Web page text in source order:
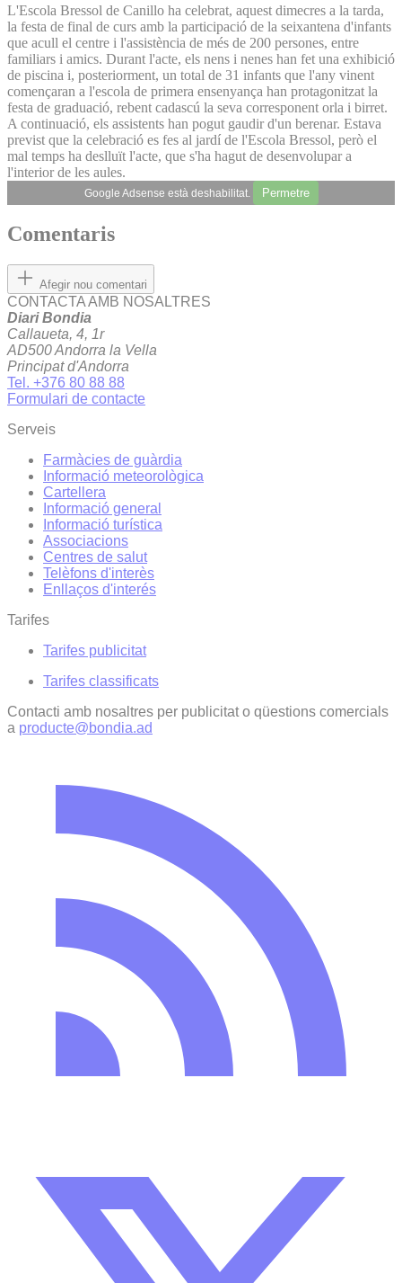
L'Escola Bressol de Canillo ha celebrat, aquest dimecres a la tarda,
la festa de final de curs amb la participació de la seixantena d'infants
que acull el centre i l'assistència de més de 200 persones, entre
familiars i amics. Durant l'acte, els nens i nenes han fet una exhibició
de piscina i, posteriorment, un total de 31 infants que l'any vinent
començaran a l'escola de primera ensenyança han protagonitzat la
festa de graduació, rebent cadascú la seva corresponent orla i birret.
A continuació, els assistents han pogut gaudir d'un berenar. Estava
previst que la celebració es fes al jardí de l'Escola Bressol, però el
mal temps ha deslluït l'acte, que s'ha hagut de desenvolupar a
l'interior de les aules.
Google Adsense està deshabilitat. Permetre
Comentaris
Afegir nou comentari
CONTACTA AMB NOSALTRES
Diari Bondia
Callaueta, 4, 1r
AD500 Andorra la Vella
Principat d'Andorra
Tel. +376 80 88 88
Formulari de contacte
Serveis
Farmàcies de guàrdia
Informació meteorològica
Cartellera
Informació general
Informació turística
Associacions
Centres de salut
Telèfons d'interès
Enllaços d'interés
Tarifes
Tarifes publicitat
Tarifes classificats
Contacti amb nosaltres per publicitat o qüestions comercials
a producte@bondia.ad